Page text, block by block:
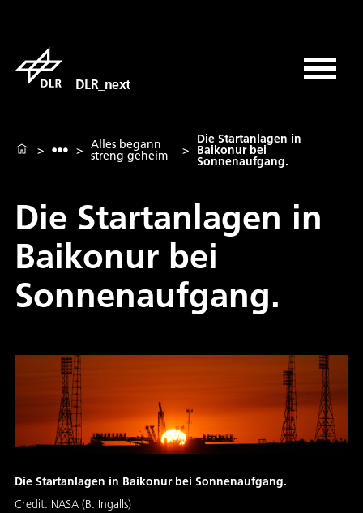
DLR_next
> > Alles begann
streng geheim >
Die Startanlagen in
Baikonur bei
Sonnenaufgang.
Die Startanlagen in
Baikonur bei
Sonnenaufgang.
Die Startanlagen in Baikonur bei Sonnenaufgang.
Credit: NASA (B. Ingalls)